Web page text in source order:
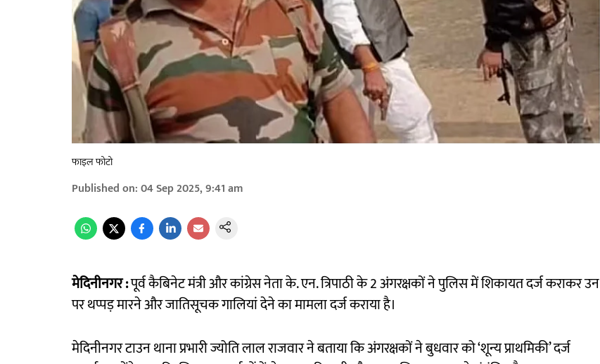
फाइल फोटो
Published on:04 Sep 2025, 9:41 am
मेदिनीनगर :पूर्व कैबिनेट मंत्री और कांग्रेस नेता के. एन. त्रिपाठी के 2 अंगरक्षकों ने पुलिस में शिकायत दर्ज कराकर उन
पर थप्पड़ मारने और जातिसूचक गालियां देने का मामला दर्ज कराया है।
मेदिनीनगर टाउन थाना प्रभारी ज्योति लाल राजवार ने बताया कि अंगरक्षकों ने बुधवार को ‘शून्य प्राथमिकी’ दर्ज